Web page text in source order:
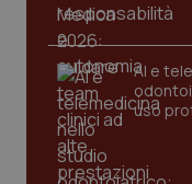
AI e
uso
tracking-sites-
tracking-enable